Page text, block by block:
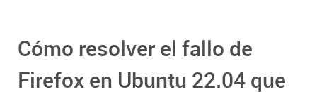
Cómo resolver el fallo de
Firefox en Ubuntu 22.04 que